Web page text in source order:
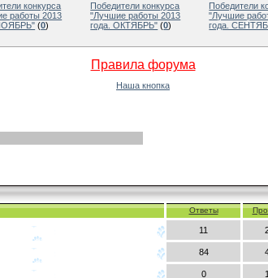
конкурса
работы 2013
(0)
Победители конкурса
"Лучшие работы 2013
года. ОКТЯБРЬ" (0)
Победители
"Лучшие
года.
Правила форума
Наша кнопка
Ответы
11
84
0